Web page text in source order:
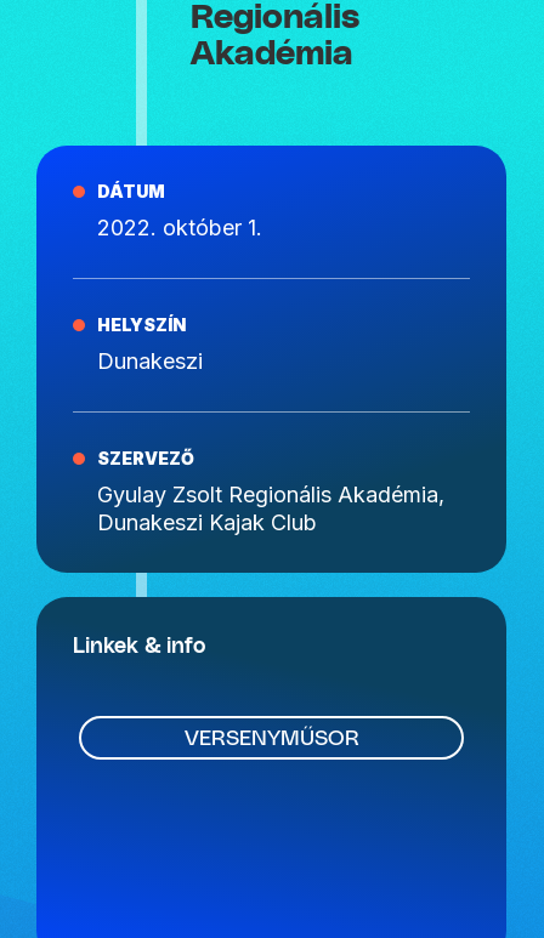
Regionális
Akadémia
DÁTUM
2022. október 1.
HELYSZÍN
Dunakeszi
SZERVEZŐ
Gyulay Zsolt Regionális Akadémia,
Dunakeszi Kajak Club
Linkek & info
VERSENYMŰSOR